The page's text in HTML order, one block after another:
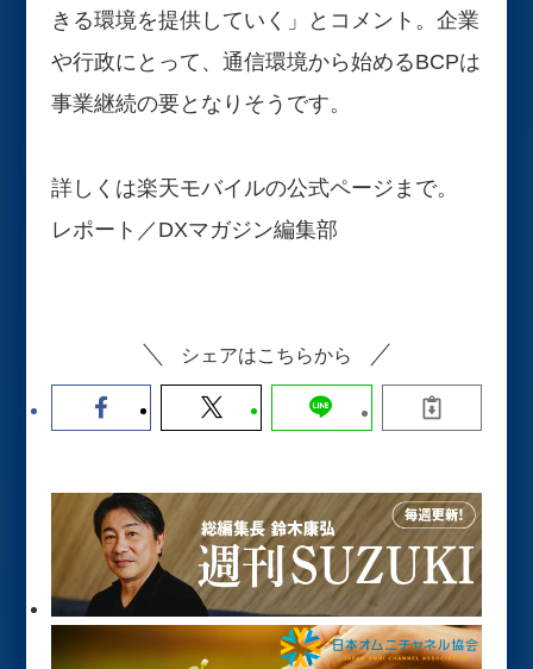
きる環境を提供していく」とコメント。企業
や行政にとって、通信環境から始めるBCPは
事業継続の要となりそうです。
詳しくは楽天モバイルの公式ページまで。
レポート／DXマガジン編集部
シェアはこちらから